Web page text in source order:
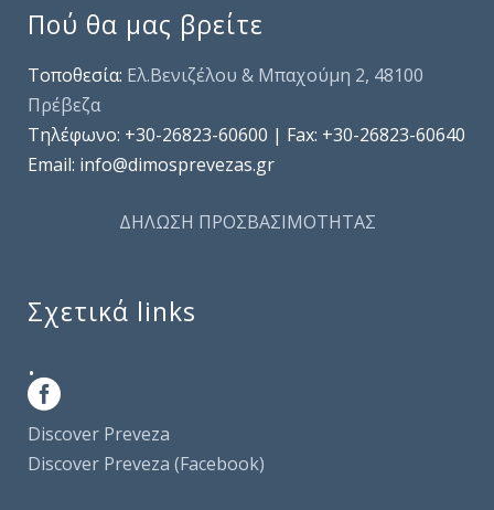
Πού θα μας βρείτε
Τοποθεσία: Ελ.Βενιζέλου & Μπαχούμη 2, 48100
Πρέβεζα
Τηλέφωνo: +30-26823-60600 | Fax: +30-26823-60640
Email: info@dimosprevezas.gr
ΔΗΛΩΣΗ ΠΡΟΣΒΑΣΙΜΟΤΗΤΑΣ
Σχετικά links
.
Discover Preveza
Discover Preveza (Facebook)